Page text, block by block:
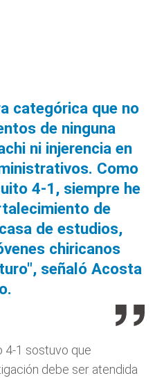
categórica que no
de ninguna
ni injerencia en
Como
4-1, siempre he
de
de estudios,
chiricanos
señaló Acosta
4-1 sostuvo que
debe ser atendida